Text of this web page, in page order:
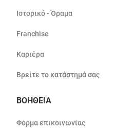
Ιστορικό - Όραμα
Franchise
Καριέρα
Βρείτε το κατάστημά σας
ΒΟΗΘΕΙΑ
Φόρμα επικοινωνίας